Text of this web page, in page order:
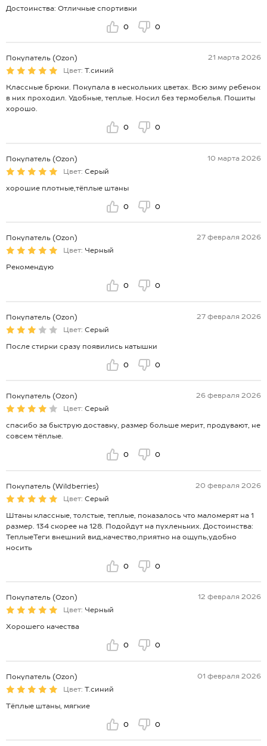
Достоинства: Отличные спортивки
0 0
Покупатель (Ozon)
21 марта 2026
Цвет: Т.синий
Классные брюки. Покупала в нескольких цветах. Всю зиму ребенок
в них проходил. Удобные, теплые. Носил без термобелья. Пошиты
хорошо.
0 0
Покупатель (Ozon)
10 марта 2026
Цвет: Серый
хорошие плотные,тёплые штаны
0 0
Покупатель (Ozon)
27 февраля 2026
Цвет: Черный
Рекомендую
0 0
Покупатель (Ozon)
27 февраля 2026
Цвет: Серый
После стирки сразу появились катышки
0 0
Покупатель (Ozon)
26 февраля 2026
Цвет: Серый
спасибо за быструю доставку, размер больше мерит, продувают, не
совсем тёплые.
0 0
Покупатель (Wildberries)
20 февраля 2026
Цвет: Серый
Штаны классные, толстые, теплые, показалось что маломерят на 1
размер. 134 скорее на 128. Подойдут на пухленьких. Достоинства:
ТеплыеТеги внешний вид,качество,приятно на ощупь,удобно
носить
0 0
Покупатель (Ozon)
12 февраля 2026
Цвет: Черный
Хорошего качества
0 0
Покупатель (Ozon)
01 февраля 2026
Цвет: Т.синий
Тёплые штаны, мягкие
0 0